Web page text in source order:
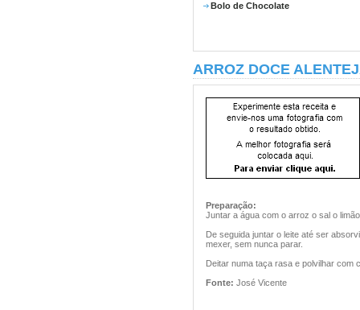
Bolo de Chocolate
ARROZ DOCE
Preparação:
Juntar a água com o arroz o sal o
De seguida juntar o leite até ser
mexer, sem nunca parar.
Deitar numa taça rasa e polvilhar com
Fonte: José Vicente